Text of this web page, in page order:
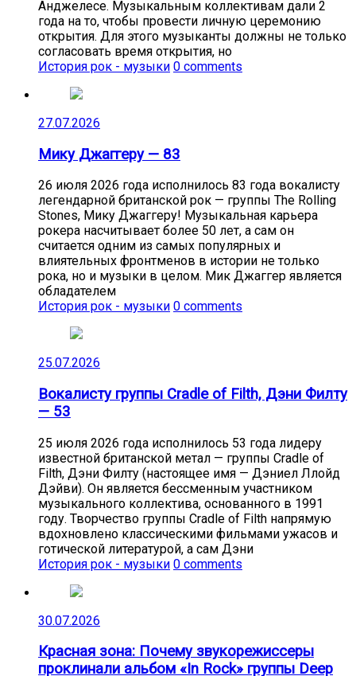
Анджелесе. Музыкальным коллективам дали 2
года на то, чтобы провести личную церемонию
открытия. Для этого музыканты должны не только
согласовать время открытия, но
История рок - музыки 0 comments
27.07.2026
Мику Джаггеру — 83
26 июля 2026 года исполнилось 83 года вокалисту
легендарной британской рок — группы The Rolling
Stones, Мику Джаггеру! Музыкальная карьера
рокера насчитывает более 50 лет, а сам он
считается одним из самых популярных и
влиятельных фронтменов в истории не только
рока, но и музыки в целом. Мик Джаггер является
обладателем
История рок - музыки 0 comments
25.07.2026
Вокалисту группы Cradle of Filth, Дэни Филту
— 53
25 июля 2026 года исполнилось 53 года лидеру
известной британской метал — группы Cradle of
Filth, Дэни Филту (настоящее имя — Дэниел Ллойд
Дэйви). Он является бессменным участником
музыкального коллектива, основанного в 1991
году. Творчество группы Cradle of Filth напрямую
вдохновлено классическими фильмами ужасов и
готической литературой, а сам Дэни
История рок - музыки 0 comments
30.07.2026
Красная зона: Почему звукорежиссеры
проклинали альбом «In Rock» группы Deep